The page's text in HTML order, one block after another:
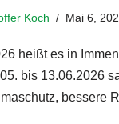
Koch Mai 6,
heißt es in
bis 13.06.2026
bessere